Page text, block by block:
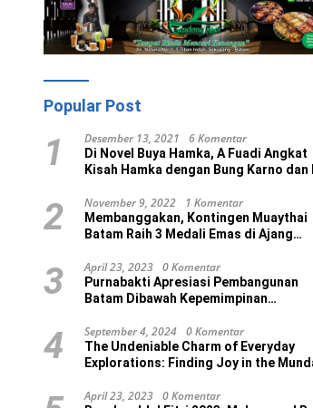
Popular Post
1 Desember 13, 2021 6 Komentar
Di Novel Buya Hamka, A Fuadi Angkat
Kisah Hamka dengan Bung Karno dan
2 November 9, 2022 1 Komentar
Membanggakan, Kontingen Muaythai
Batam Raih 3 Medali Emas di Ajang
3 April 23, 2023 0 Komentar
Purnabakti Apresiasi Pembangunan
Batam Dibawah Kepemimpinan
4 September 4, 2024 0 Komentar
The Undeniable Charm of Everyday
Explorations: Finding Joy in the
April 23, 2023 0 Komentar